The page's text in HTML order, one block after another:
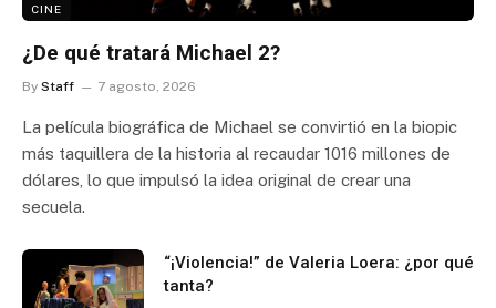
CINE
¿De qué tratará Michael 2?
By Staff 7 agosto, 2026
La película biográfica de Michael se convirtió en la biopic
más taquillera de la historia al recaudar 1016 millones de
dólares, lo que impulsó la idea original de crear una
secuela.
“¡Violencia!” de Valeria Loera: ¿por qué
tanta?